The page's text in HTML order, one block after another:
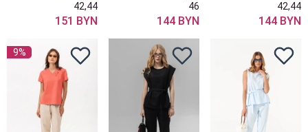
42,44
151 BYN
46
144 BYN
42,44
144 BYN
9%